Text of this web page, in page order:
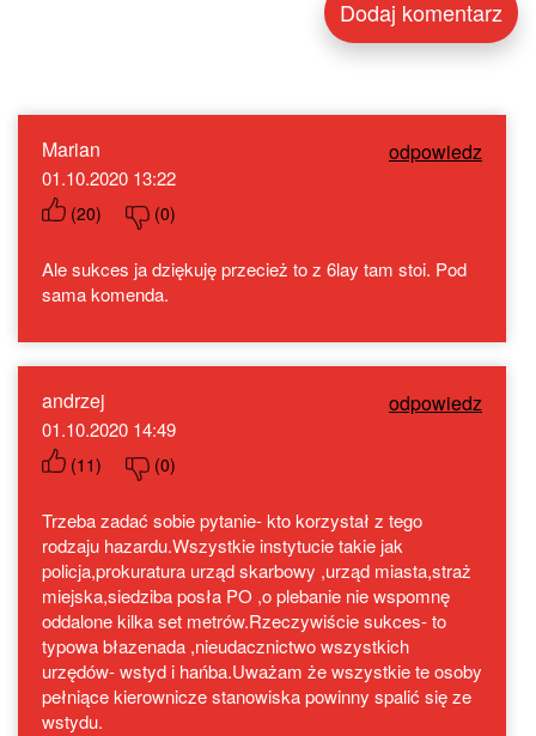
Marian odpowiedz
01.10.2020 13:22
(20) (0)
Ale sukces ja dziękuję przecież to z 6lay tam stoi. Pod
sama komenda.
andrzej odpowiedz
01.10.2020 14:49
(11) (0)
Trzeba zadać sobie pytanie- kto korzystał z tego
rodzaju hazardu.Wszystkie instytucie takie jak
policja,prokuratura urząd skarbowy ,urząd miasta,straż
miejska,siedziba posła PO ,o plebanie nie wspomnę
oddalone kilka set metrów.Rzeczywiście sukces- to
typowa błazenada ,nieudacznictwo wszystkich
urzędów- wstyd i hańba.Uważam że wszystkie te osoby
pełniące kierownicze stanowiska powinny spalić się ze
wstydu.